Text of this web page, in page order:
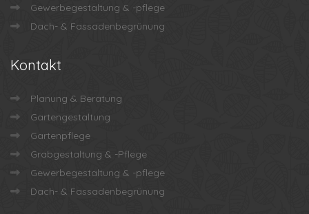
Gewerbegestaltung & -pflege
Dach- & Fassadenbegrünung
Kontakt
Planung & Beratung
Gartengestaltung
Gartenpflege
Grabgestaltung & -Pflege
Gewerbegestaltung & -pflege
Dach- & Fassadenbegrünung